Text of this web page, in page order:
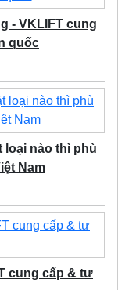
- VKLIFT cung
quốc
loại nào thì phù
Nam
cung cấp & tư